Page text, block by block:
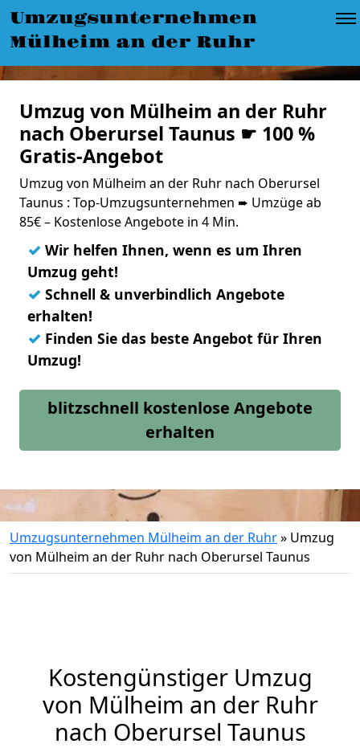
Umzugsunternehmen
Mülheim an der Ruhr
Umzug von Mülheim an der Ruhr
nach Oberursel Taunus ☛ 100 %
Gratis-Angebot
Umzug von Mülheim an der Ruhr nach Oberursel
Taunus : Top-Umzugsunternehmen ➨ Umzüge ab
85€ – Kostenlose Angebote in 4 Min.
✓ Wir helfen Ihnen, wenn es um Ihren
Umzug geht!
✓ Schnell & unverbindlich Angebote
erhalten!
✓ Finden Sie das beste Angebot für Ihren
Umzug!
blitzschnell kostenlose Angebote
erhalten
Umzugsunternehmen Mülheim an der Ruhr» Umzug
von Mülheim an der Ruhr nach Oberursel Taunus
Kostengünstiger Umzug
von Mülheim an der Ruhr
nach Oberursel Taunus